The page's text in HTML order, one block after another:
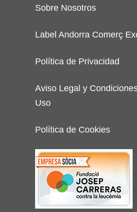
Sobre Nosotros
Label Andorra Comerç
Política de Privacidad
Aviso Legal y
Uso
Política de Cookies